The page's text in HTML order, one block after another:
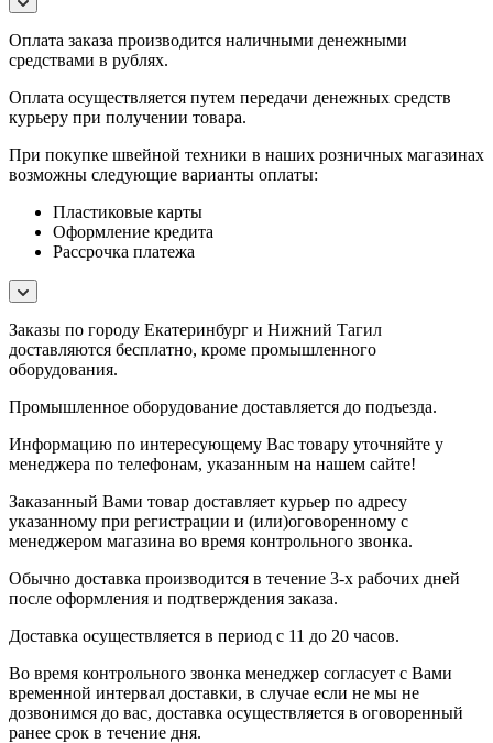
Оплата заказа производится наличными денежными
средствами в рублях.
Оплата осуществляется путем передачи денежных средств
курьеру при получении товара.
При покупке швейной техники в наших розничных магазинах
возможны следующие варианты оплаты:
Пластиковые карты
Оформление кредита
Рассрочка платежа
Заказы по городу Екатеринбург и Нижний Тагил
доставляются бесплатно, кроме промышленного
оборудования.
Промышленное оборудование доставляется до подъезда.
Информацию по интересующему Вас товару уточняйте у
менеджера по телефонам, указанным на нашем сайте!
Заказанный Вами товар доставляет курьер по адресу
указанному при регистрации и (или)оговоренному с
менеджером магазина во время контрольного звонка.
Обычно доставка производится в течение 3-х рабочих дней
после оформления и подтверждения заказа.
Доставка осуществляется в период с 11 до 20 часов.
Во время контрольного звонка менеджер согласует с Вами
временной интервал доставки, в случае если не мы не
дозвонимся до вас, доставка осуществляется в оговоренный
ранее срок в течение дня.